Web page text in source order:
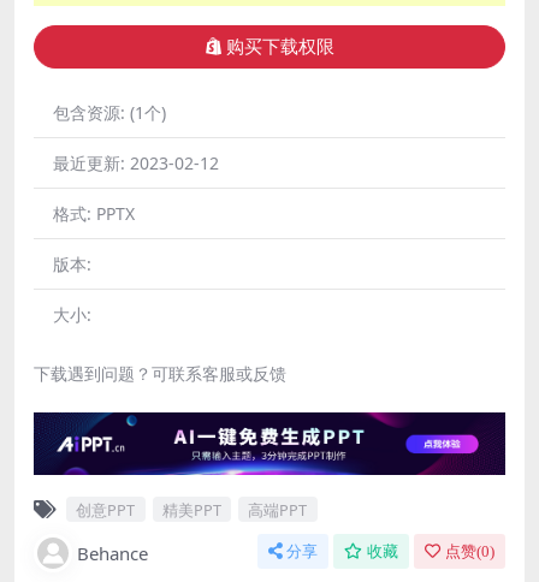
购买下载权限
包含资源: (1个)
最近更新: 2023-02-12
格式: PPTX
版本:
大小:
下载遇到问题？可联系客服或反馈
创意PPT 精美PPT 高端PPT
Behance 分享 收藏 点赞(0)